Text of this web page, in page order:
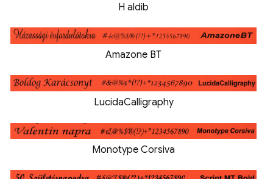
H aldib
Amazone BT
LucidaCalligraphy
Monotype Corsiva